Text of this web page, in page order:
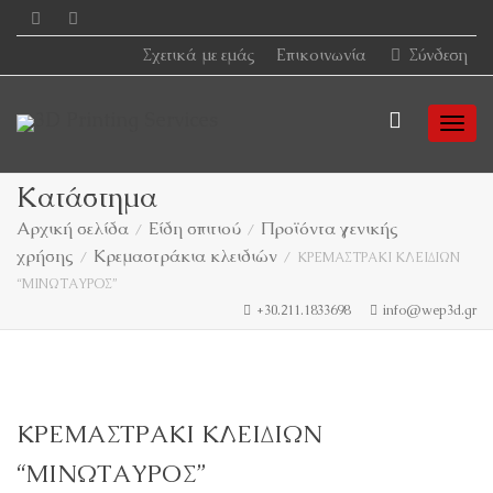
Σχετικά με εμάς Επικοινωνία Σύνδεση
Κατάστημα
Αρχική σελίδα Είδη σπιτιού
Προϊόντα γενικής
χρήσης
Κρεμαστράκια κλειδιών
ΚΡΕΜΑΣΤΡΑΚΙ ΚΛΕΙΔΙΩΝ
“ΜΙΝΩΤΑΥΡΟΣ”
+30.211.1833698
info@wep3d.gr
ΚΡΕΜΑΣΤΡΑΚΙ ΚΛΕΙΔΙΩΝ
“ΜΙΝΩΤΑΥΡΟΣ”